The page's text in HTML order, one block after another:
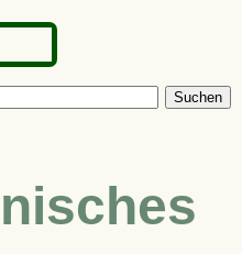
Suchen